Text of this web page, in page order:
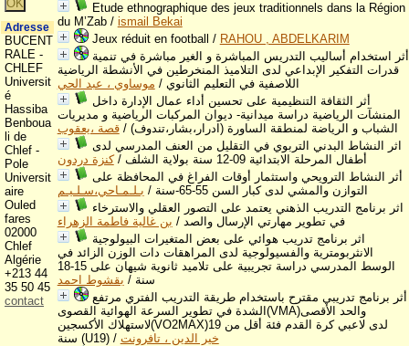
Etude ethnographique des jeux traditionnels dans la Région
du M’Zab/ ismail Bekai
Jeux réduit en football / RAHOU , ABDELKARIM
أثر استخدام أساليب التدريس المباشرة و الغير مباشرة في تنمية
قدرات التفكير الإبداعي لدى التلاميذ المنخرطين في الأنشطة الرياضية
اللاصفية في التعليم الثانوي / موساوي ، عبد الحي
أثر الثقافة التنظيمية على تحسين أداء عمال الإدارة داخل
المنشآت الرياضية دراسة ميدانية- ديوان المركبات الرياضية و مديريات
الشباب و الرياضة لمنطقة الساورة (ادرار،بشار،تندوف) /قصة ،يعقوب
اثر النشاط البدني التربوي في التقليل من العنف المدرسي لدى
أطفال المرحلة الابتدائية 09-12 سنة بولاية الشلف
/كنزة دردون
أثر النشاط الترويحي واستثمار أوقات الفراغ في المحافظة على
التوازن والمشي لدى كبار السن 55-65-سنة
/ بـلـمـاحي،سـلـيـم
اثر برنامج التدريب الذهني يعتمد على التصور العقلي والاسترخاء
في تطوير مهارتي الإرسال والصد / بن غالية فاطمة الزهراء
اثر برنامج تدريب هوائي على بعض المتغيرات البيولوجية
الانثربومترية والفسيولوجية لدى المراهقات دات الوزن الزائد في
الوسط المدرسي دراسة تجريبية على تلاميد ثانوية شيهان على 15-18
سنة / بقشوط احمد
أثر برنامج تدريبي مقترح باستخدام طريقة التدريب الفتري مرتفع
الشدة في تطوير السرعة الهوائية القصوى(VMA)والحد الأقصى
لاستهلاك الأكسجين(VO2MAX)لدى لاعبي كرة القدم فئة أقل من 19
سنة (U19)/ خير الدين ، تافرونت
Adresse
BUCENT
RALE -
CHLEF
Universit
é
Hassiba
Benboua
li de
Chlef -
Pole
Universit
aire
Ouled
fares
02000
Chlef
Algérie
+213 44
35 50 45
contact